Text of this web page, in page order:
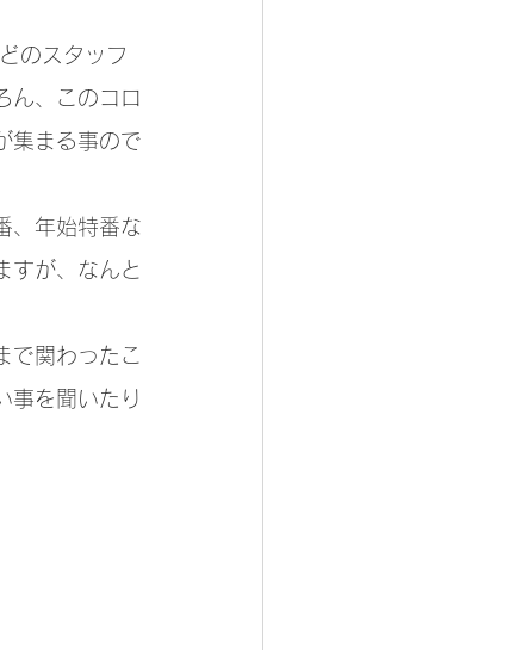
のスタッフ
ん、このコロ
集まる事ので
、年始特番な
すが、なんと
で関わったこ
事を聞いたり